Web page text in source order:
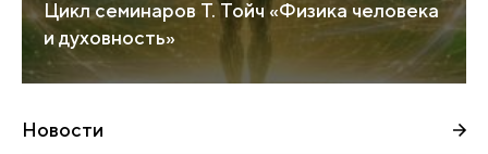
Цикл семинаров Т. Тойч «Физика человека
и духовность»
Новости